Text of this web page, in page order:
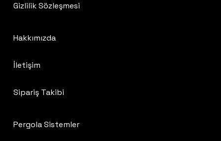
Gizlilik Sözleşmesi
Hakkımızda
İletişim
Sipariş Takibi
Pergola Sistemler